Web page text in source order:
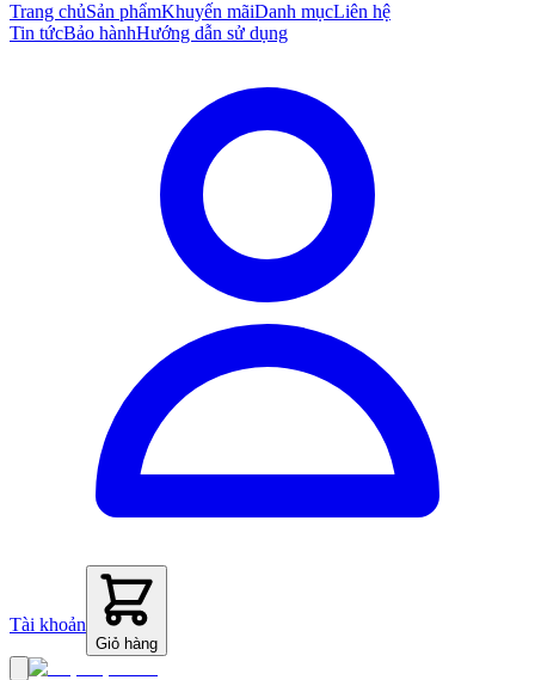
Trang chủSản phẩmKhuyến mãiDanh mụcLiên hệ
Tin tứcBảo hànhHướng dẫn sử dụng
Tài khoản
Giỏ hàng